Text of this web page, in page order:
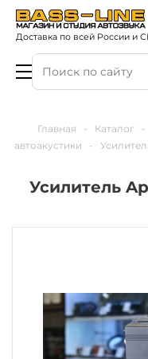
Доставка по всей России и
Главная - Каталог -
автоакустики
-
Усилитель